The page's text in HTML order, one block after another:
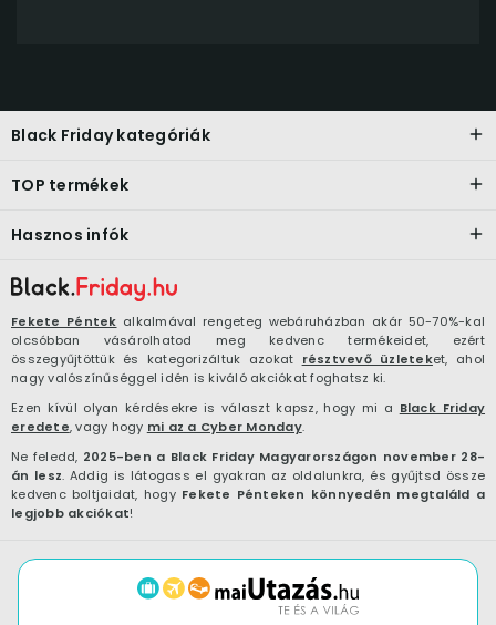
Fekete Péntek alkalmával rengeteg webáruházban akár 50-70%-kal
olcsóbban vásárolhatod meg kedvenc termékeidet, ezért
összegyűjtöttük és kategorizáltuk azokat résztvevő üzleteket, ahol
nagy valószínűséggel idén is kiváló akciókat foghatsz ki.
Ezen kívül olyan kérdésekre is választ kapsz, hogy mi a Black Friday
eredete, vagy hogy mi az a Cyber Monday.
Ne feledd, 2025-ben a Black Friday Magyarországon november 28-
án lesz. Addig is látogass el gyakran az oldalunkra, és gyűjtsd össze
kedvenc boltjaidat, hogy Fekete Pénteken könnyedén megtaláld a
legjobb akciókat!
Black Friday kategóriák
TOP termékek
Hasznos infók